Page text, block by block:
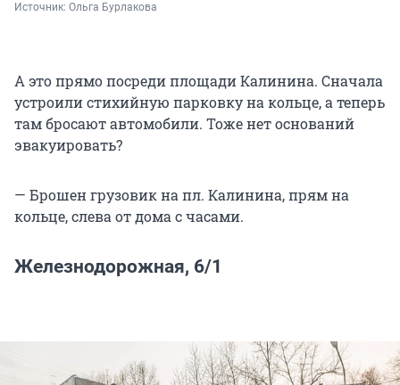
Источник: Ольга Бурлакова
А это прямо посреди площади Калинина. Сначала
устроили стихийную парковку на кольце, а теперь
там бросают автомобили. Тоже нет оснований
эвакуировать?
— Брошен грузовик на пл. Калинина, прям на
кольце, слева от дома с часами.
Железнодорожная, 6/1